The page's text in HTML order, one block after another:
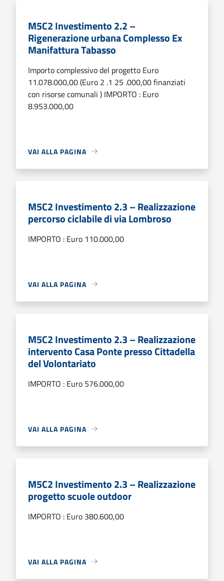
M5C2 Investimento 2.2 –
Rigenerazione urbana Complesso Ex
Manifattura Tabasso
Importo complessivo del progetto Euro
11.078.000,00 (Euro 2 .1 25 .000,00 finanziati
con risorse comunali ) IMPORTO : Euro
8.953.000,00
VAI ALLA PAGINA
M5C2 Investimento 2.3 – Realizzazione
percorso ciclabile di via Lombroso
IMPORTO : Euro 110.000,00
VAI ALLA PAGINA
M5C2 Investimento 2.3 – Realizzazione
intervento Casa Ponte presso Cittadella
del Volontariato
IMPORTO : Euro 576.000,00
VAI ALLA PAGINA
M5C2 Investimento 2.3 – Realizzazione
progetto scuole outdoor
IMPORTO : Euro 380.600,00
VAI ALLA PAGINA